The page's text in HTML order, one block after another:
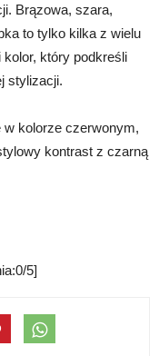
Brązowa, szara,
to tylko kilka z wielu
który podkreśli
stylizacji.
w kolorze czerwonym,
kontrast z czarną
5]